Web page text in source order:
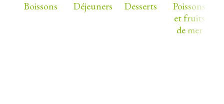
Boissons Déjeuners Desserts
Poissons
et fruits
de mer